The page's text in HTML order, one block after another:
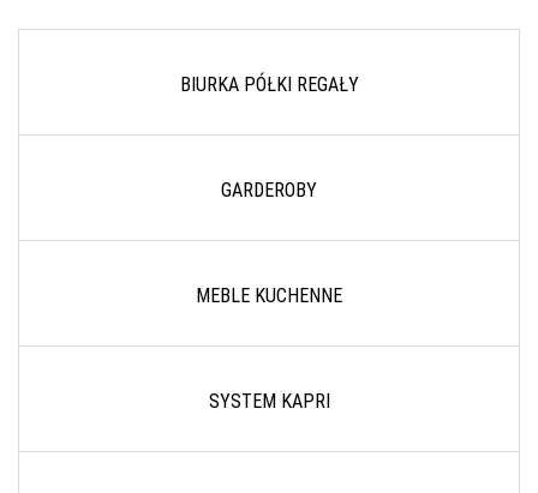
BIURKA PÓŁKI REGAŁY
GARDEROBY
MEBLE KUCHENNE
SYSTEM KAPRI